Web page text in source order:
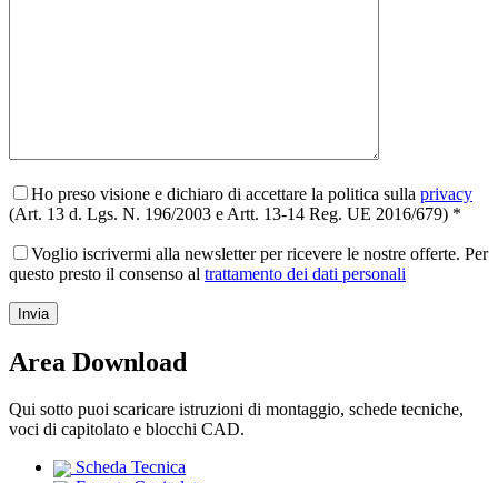
Ho preso visione e dichiaro di accettare la politica sulla privacy
(Art. 13 d. Lgs. N. 196/2003 e Artt. 13-14 Reg. UE 2016/679) *
Voglio iscrivermi alla newsletter per ricevere le nostre offerte. Per
questo presto il consenso al trattamento dei dati personali
Area Download
Qui sotto puoi scaricare istruzioni di montaggio, schede tecniche,
voci di capitolato e blocchi CAD.
Scheda Tecnica